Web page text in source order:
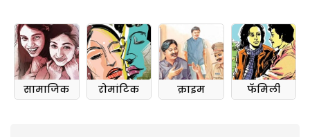
सामाजिक रोमांटिक क्राइम फॅमिली